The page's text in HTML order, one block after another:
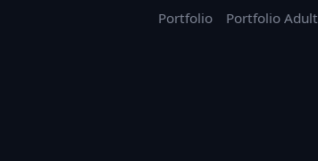
Portfolio Portfolio Adult